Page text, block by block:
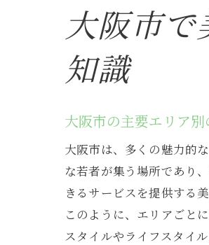
大阪市
知識
大阪市の主要エリア
大阪市は、多くの魅力的
な若者が集う場所であり
きるサービスを提供する
このように、エリアごと
スタイルやライフスタイ